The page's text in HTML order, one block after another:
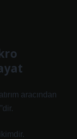
aracından